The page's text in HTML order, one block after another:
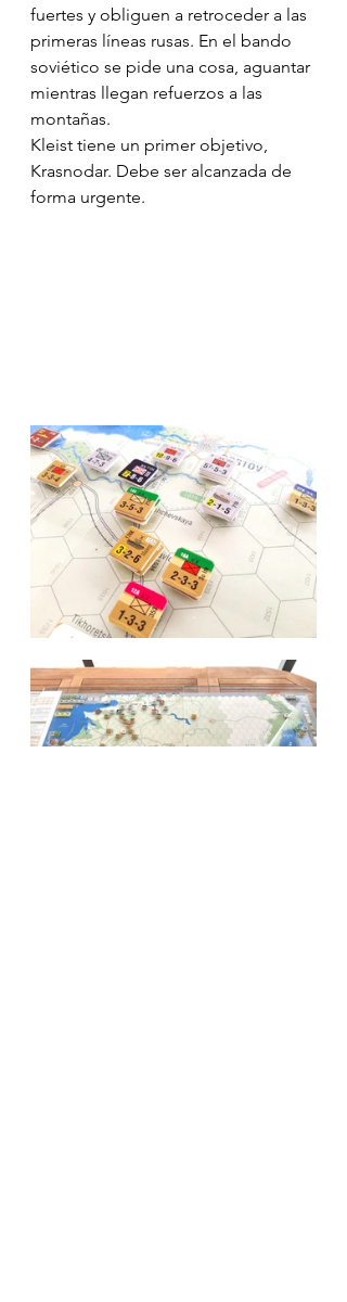
fuertes y obliguen a retroceder a las
primeras líneas rusas. En el bando
soviético se pide una cosa, aguantar
mientras llegan refuerzos a las
montañas.
Kleist tiene un primer objetivo,
Krasnodar. Debe ser alcanzada de
forma urgente.